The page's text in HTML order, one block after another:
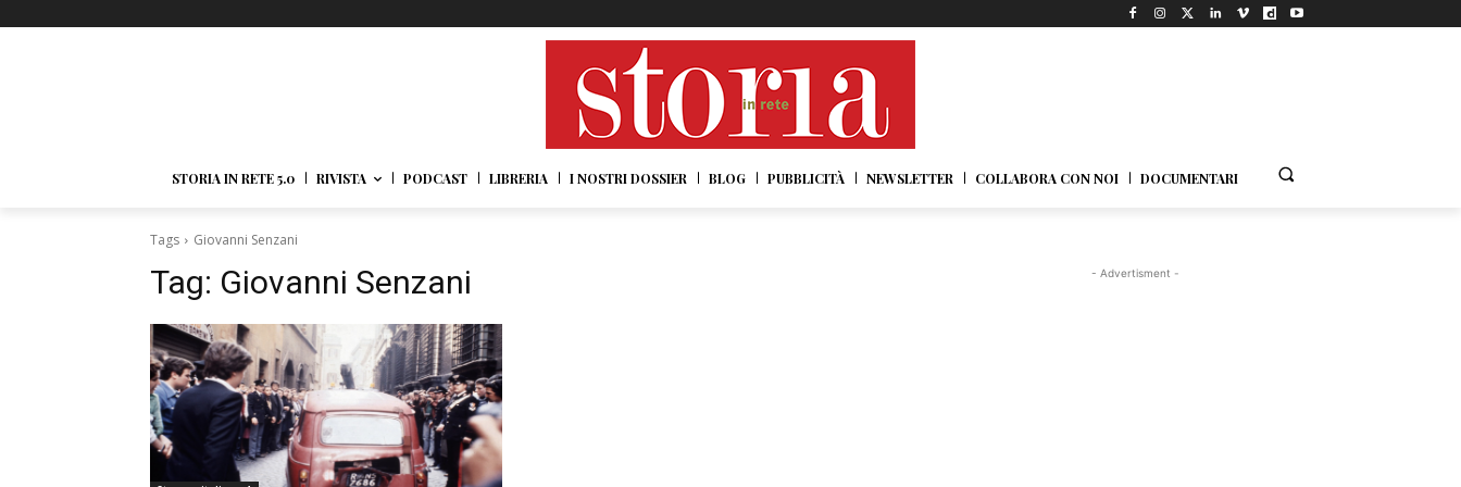
STORIA IN RETE 5.0 RIVISTA PODCAST LIBRERIA I NOSTRI DOSSIER BLOG PUBBLICITÀ NEWSLETTER COLLABORA CON NOI DOCUMENTARI
Tags Giovanni Senzani
Tag: Giovanni Senzani - Advertisment -